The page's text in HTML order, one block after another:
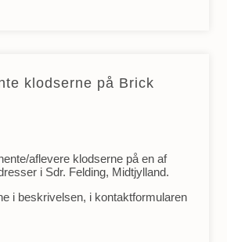
klodserne på Brick
aflevere klodserne på en af
i Sdr. Felding, Midtjylland.
i beskrivelsen, i kontaktformularen